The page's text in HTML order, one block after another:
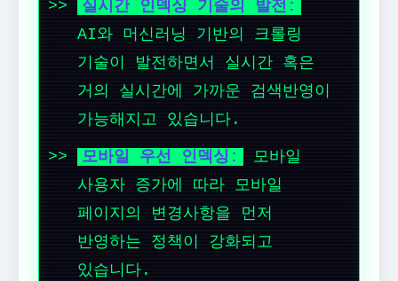
실시간 인덱싱 기술의 발전:
AI와 머신러닝 기반의 크롤링
기술이 발전하면서 실시간 혹은
거의 실시간에 가까운 검색반영이
가능해지고 있습니다.
모바일 우선 인덱싱:
모바일
사용자 증가에 따라 모바일
페이지의 변경사항을 먼저
반영하는 정책이 강화되고
있습니다.